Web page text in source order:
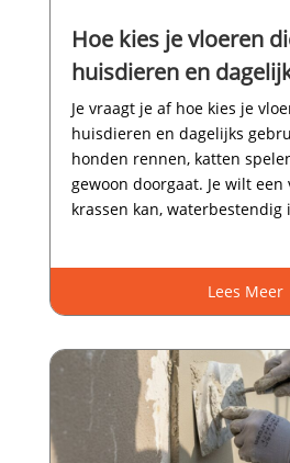
Hoe kies je vloeren
huisdieren en
Je vraagt je af hoe kies je
huisdieren en dagelijks
honden rennen, katten
gewoon doorgaat.​ Je wilt
krassen kan, waterbestendig
Lees Meer